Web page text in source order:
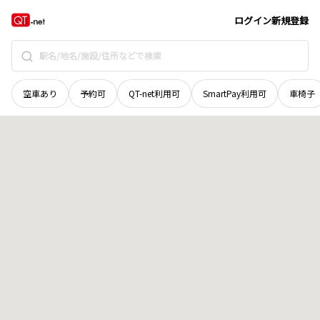
ログイン新規登録
空車あり 予約可 QT-net利用可 SmartPay利用可 車椅子
山口県